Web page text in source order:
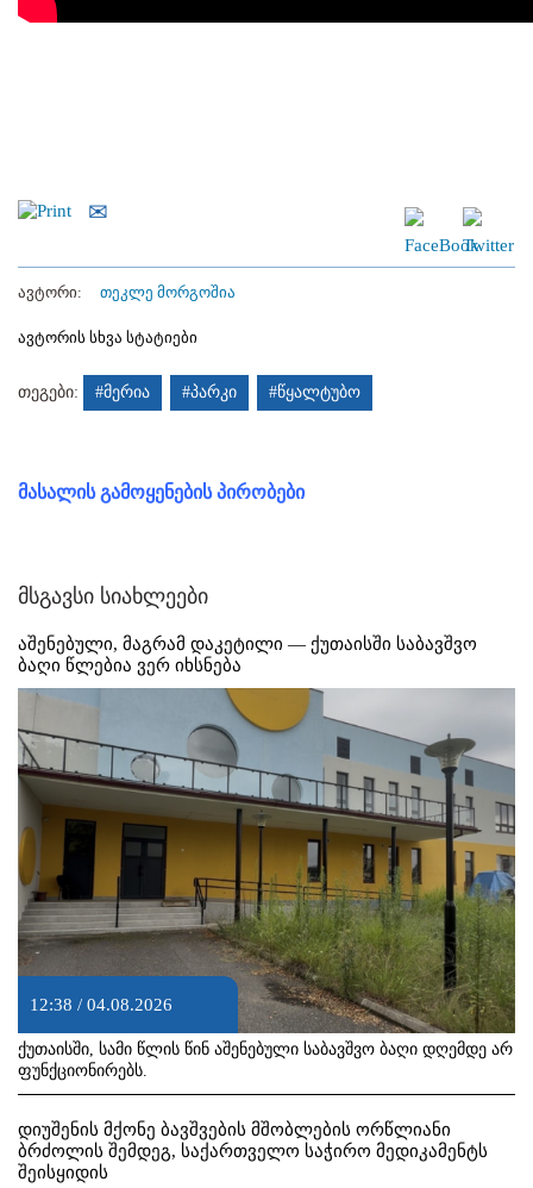
ავტორი: თეკლე მორგოშია
ავტორის სხვა სტატიები
თეგები: #მერია #პარკი #წყალტუბო
მასალის გამოყენების პირობები
მსგავსი სიახლეები
აშენებული, მაგრამ დაკეტილი — ქუთაისში საბავშვო
ბაღი წლებია ვერ იხსნება
12:38 / 04.08.2026
ქუთაისში, სამი წლის წინ აშენებული საბავშვო ბაღი დღემდე არ
ფუნქციონირებს.
დიუშენის მქონე ბავშვების მშობლების ორწლიანი
ბრძოლის შემდეგ, საქართველო საჭირო მედიკამენტს
შეისყიდის